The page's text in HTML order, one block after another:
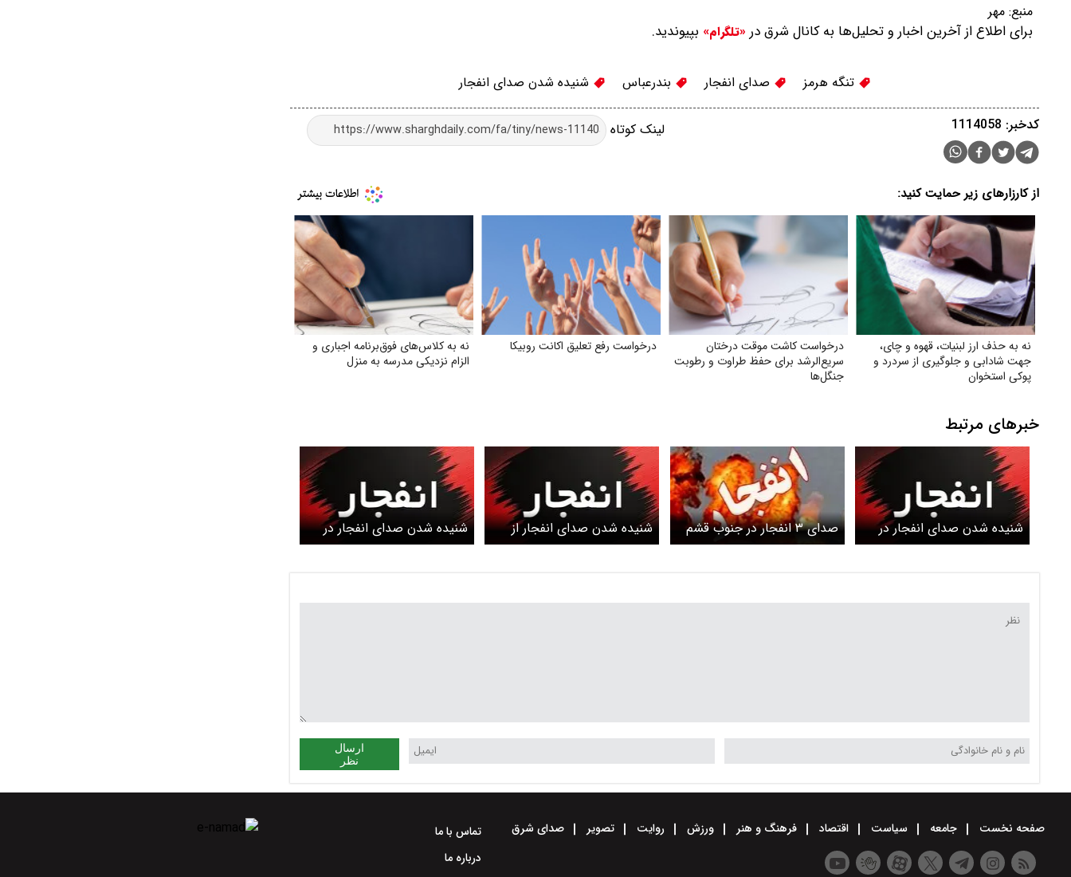
منبع: مهر
برای اطلاع از آخرین اخبار و تحلیل‌ها به کانال شرق در «تلگرام» بپیوندید.
تنگه هرمز صدای انفجار بندرعباس شنیده شدن صدای انفجار
لینک کوتاه کدخبر: 1114058
از کارزارهای زیر حمایت کنید:
نه به حذف ارز لبنیات، قهوه و چای،
جهت شادابی و جلوگیری از سردرد و
پوکی استخوان
درخواست کاشت موقت درختان
سریع‌الرشد برای حفظ طراوت و رطوبت
جنگل‌ها
درخواست رفع تعلیق اکانت روبیکا
نه به کلاس‌های فوق‌برنامه اجباری و
الزام نزدیکی مدرسه به منزل
خبرهای مرتبط
شنیده شدن صدای انفجار در
بندرعباس و جزیره قشم
صدای ۳ انفجار در جنوب قشم
و تنگه هرمز
شنیده شدن صدای انفجار از
سمت دریا در محدوده سیریک
شنیده شدن صدای انفجار در
بندرعباس، قشم، میناب،
ارسال
نظر
صفحه نخست جامعه سیاست اقتصاد فرهنگ و هنر ورزش روایت تصویر صدای شرق
تماس با ما
درباره ما